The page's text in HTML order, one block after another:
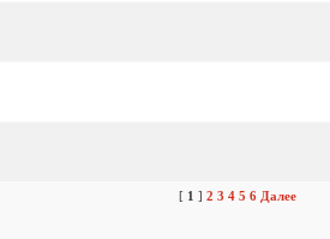
[ 1 ] 2 3 4 5 6 Далее